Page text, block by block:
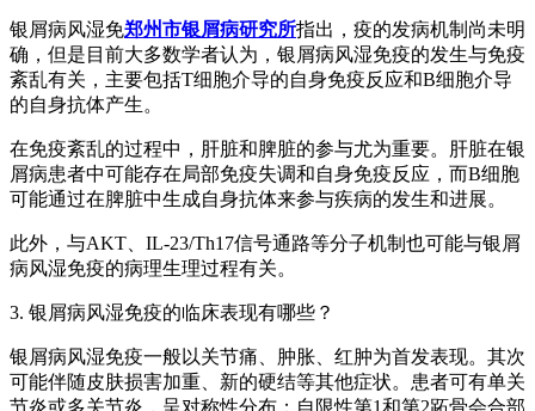
银屑病风湿免郑州市银屑病研究所指出，疫的发病机制尚未明
确，但是目前大多数学者认为，银屑病风湿免疫的发生与免疫
紊乱有关，主要包括T细胞介导的自身免疫反应和B细胞介导
的自身抗体产生。
在免疫紊乱的过程中，肝脏和脾脏的参与尤为重要。肝脏在银
屑病患者中可能存在局部免疫失调和自身免疫反应，而B细胞
可能通过在脾脏中生成自身抗体来参与疾病的发生和进展。
此外，与AKT、IL-23/Th17信号通路等分子机制也可能与银屑
病风湿免疫的病理生理过程有关。
3. 银屑病风湿免疫的临床表现有哪些？
银屑病风湿免疫一般以关节痛、肿胀、红肿为首发表现。其次
可能伴随皮肤损害加重、新的硬结等其他症状。患者可有单关
节炎或多关节炎，呈对称性分布；自限性第1和第2跖骨会合部